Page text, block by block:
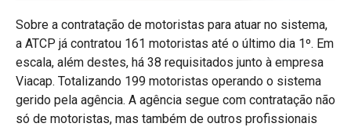
Sobre a contratação de motoristas para atuar no sistema,
a ATCP já contratou 161 motoristas até o último dia 1º. Em
escala, além destes, há 38 requisitados junto à empresa
Viacap. Totalizando 199 motoristas operando o sistema
gerido pela agência. A agência segue com contratação não
só de motoristas, mas também de outros profissionais